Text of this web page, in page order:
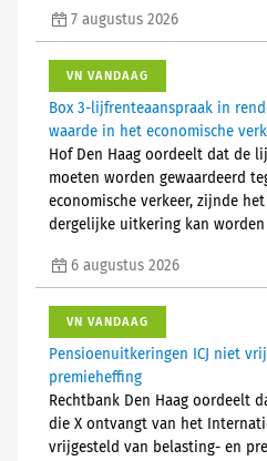
7 augustus 2026
VN VANDAAG
Box 3-lijfrenteaanspraak in
waarde in het economische
Hof Den Haag oordeelt dat de
moeten worden gewaardeerd
economische verkeer, zijnde
dergelijke uitkering kan worden
6 augustus 2026
VN VANDAAG
Pensioenuitkeringen ICJ niet
premieheffing
Rechtbank Den Haag oordeelt
die X ontvangt van het
vrijgesteld van belasting- en